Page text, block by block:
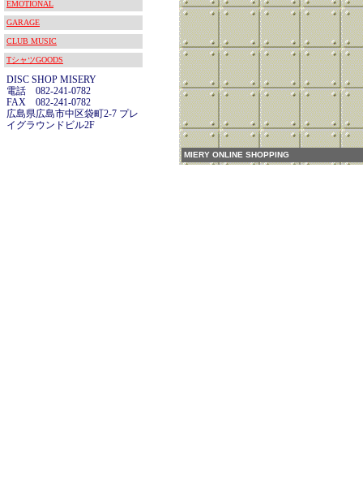
EMOTIONAL
GARAGE
CLUB MUSIC
TシャツGOODS
DISC SHOP MISERY
電話 082-241-0782
FAX 082-241-0782
広島県広島市中区袋町2-7 プレ
イグラウンドビル2F
MIERY ONLINE SHOPPING